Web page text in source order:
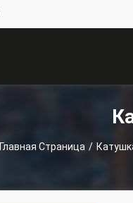
Главная Страница /